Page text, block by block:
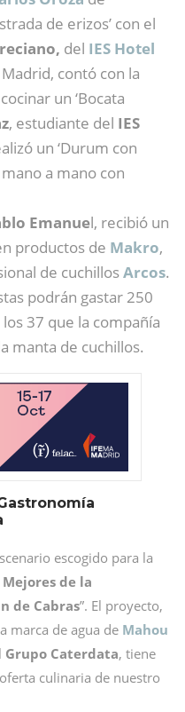
de erizos’ con el
del IES Hotel
contó con la
un ‘Bocata
, estudiante del IES
un ‘Durum con
a mano con
Emanuel, recibió un
productos de Makro,
de cuchillosArcos.
podrán gastar 250
37 que la compañía
manta de cuchillos.
escogido para la
Mejores de la
de Cabras”. El proyecto,
marca de agua de Mahou
Grupo Caterdata, tiene
culinaria de nuestro